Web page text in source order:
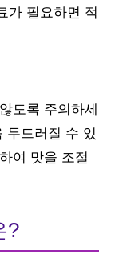
가 필요하면 적
도록 주의하세
두드러질 수 있
여 맛을 조절
?